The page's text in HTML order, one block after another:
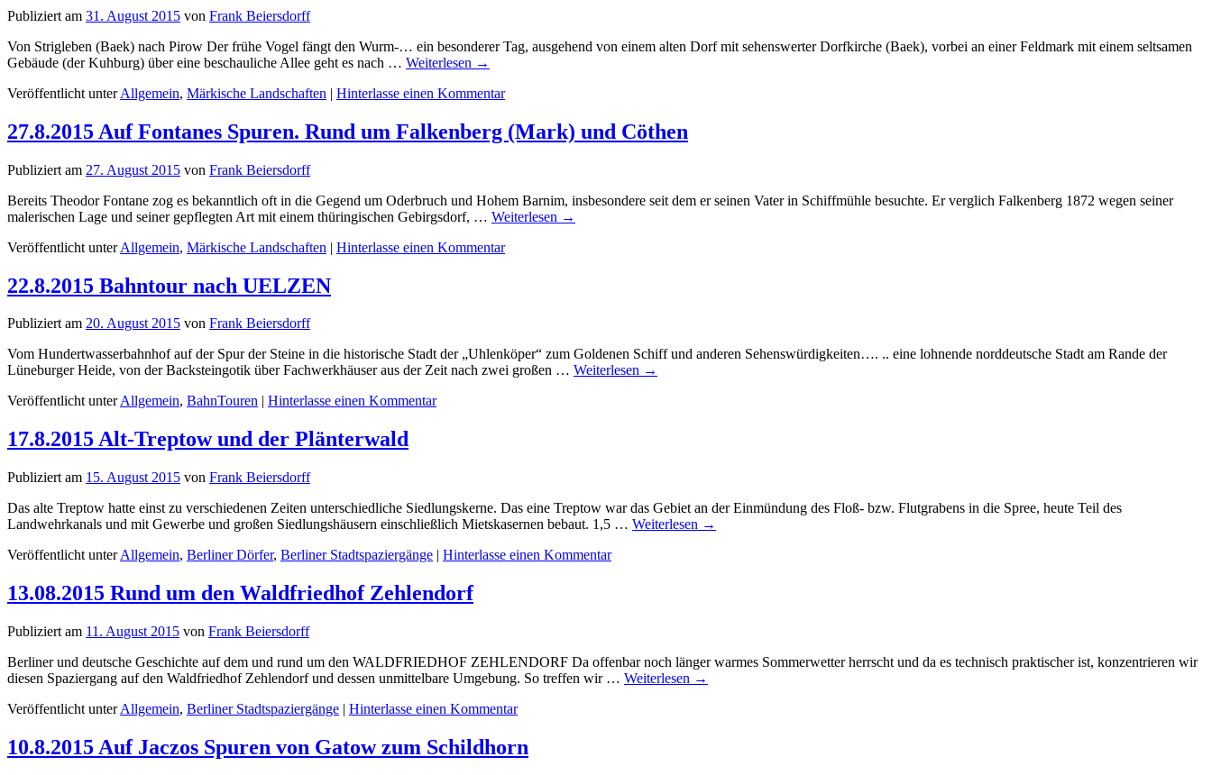
Publiziert am 31. August 2015 von Frank Beiersdorff
Von Strigleben (Baek) nach Pirow Der frühe Vogel fängt den Wurm-… ein besonderer Tag, ausgehend von einem alten Dorf mit sehenswerter Dorfkirche (Baek), vorbei an einer Feldmark mit einem seltsamen
Gebäude (der Kuhburg) über eine beschauliche Allee geht es nach … Weiterlesen →
Veröffentlicht unter Allgemein, Märkische Landschaften | Hinterlasse einen Kommentar
27.8.2015 Auf Fontanes Spuren. Rund um Falkenberg (Mark) und Cöthen
Publiziert am 27. August 2015 von Frank Beiersdorff
Bereits Theodor Fontane zog es bekanntlich oft in die Gegend um Oderbruch und Hohem Barnim, insbesondere seit dem er seinen Vater in Schiffmühle besuchte. Er verglich Falkenberg 1872 wegen seiner
malerischen Lage und seiner gepflegten Art mit einem thüringischen Gebirgsdorf, … Weiterlesen →
Veröffentlicht unter Allgemein, Märkische Landschaften | Hinterlasse einen Kommentar
22.8.2015 Bahntour nach UELZEN
Publiziert am 20. August 2015 von Frank Beiersdorff
Vom Hundertwasserbahnhof auf der Spur der Steine in die historische Stadt der „Uhlenköper“ zum Goldenen Schiff und anderen Sehenswürdigkeiten…. .. eine lohnende norddeutsche Stadt am Rande der
Lüneburger Heide, von der Backsteingotik über Fachwerkhäuser aus der Zeit nach zwei großen … Weiterlesen →
Veröffentlicht unterAllgemein, BahnTouren | Hinterlasse einen Kommentar
17.8.2015 Alt-Treptow und der Plänterwald
Publiziert am 15. August 2015 von Frank Beiersdorff
Das alte Treptow hatte einst zu verschiedenen Zeiten unterschiedliche Siedlungskerne. Das eine Treptow war das Gebiet an der Einmündung des Floß- bzw. Flutgrabens in die Spree, heute Teil des
Landwehrkanals und mit Gewerbe und großen Siedlungshäusern einschließlich Mietskasernen bebaut. 1,5 … Weiterlesen →
Veröffentlicht unter Allgemein, Berliner Dörfer, Berliner Stadtspaziergänge | Hinterlasse einen Kommentar
13.08.2015 Rund um den Waldfriedhof Zehlendorf
Publiziert am 11. August 2015 von Frank Beiersdorff
Berliner und deutsche Geschichte auf dem und rund um den WALDFRIEDHOF ZEHLENDORF Da offenbar noch länger warmes Sommerwetter herrscht und da es technisch praktischer ist, konzentrieren wir
diesen Spaziergang auf den Waldfriedhof Zehlendorf und dessen unmittelbare Umgebung. So treffen wir … Weiterlesen →
Veröffentlicht unter Allgemein, Berliner Stadtspaziergänge | Hinterlasse einen Kommentar
10.8.2015 Auf Jaczos Spuren von Gatow zum Schildhorn